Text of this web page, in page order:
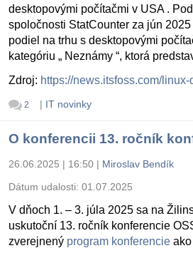
desktopovými počítačmi v USA .
spoločnosti StatCounter za jún
podiel na trhu s desktopovými
kategóriu „ Neznámy “, ktorá
Zdroj: https://news.itsfoss.com/
2 | IT novinky
O konferencii 13. ročník
26.06.2025 | 16:50 | Miroslav Bendík
Dátum udalosti: 01.07.2025
V dňoch 1. – 3. júla 2025 sa na
uskutoční 13. ročník konferencie
zverejnený program konferencie